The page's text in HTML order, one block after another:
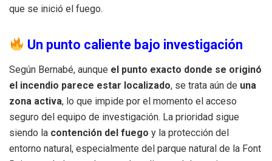
que se inició el fuego.
Un punto caliente bajo investigación
Según Bernabé, aunque el punto exacto donde se originó
el incendio parece estar localizado, se trata aún de una
zona activa, lo que impide por el momento el acceso
seguro del equipo de investigación. La prioridad sigue
siendo la contención del fuego y la protección del
entorno natural, especialmente del parque natural de la Font